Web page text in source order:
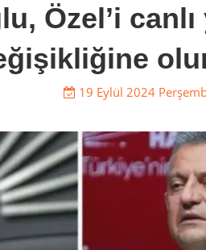
Özel’i
19 Eylül 2024